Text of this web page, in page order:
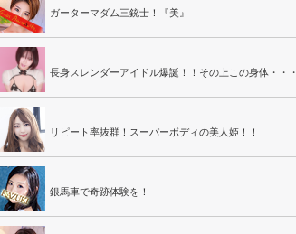
ガーターマダム三銃士！『美』
長身スレンダーアイドル爆誕！！その上この身体・・・
リピート率抜群！スーパーボディの美人姫！！
銀馬車で奇跡体験を！